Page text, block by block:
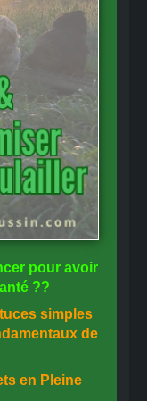
pour avoir
??
simples
de
en Pleine